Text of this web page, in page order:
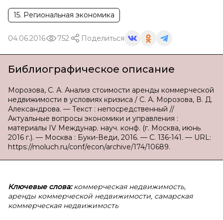
15. Региональная экономика
04.06.2016 752 Поделиться
Библиографическое описание
Морозова, С. А. Анализ стоимости аренды коммерческой
недвижимости в условиях кризиса / С. А. Морозова, В. Д.
Александрова. — Текст : непосредственный //
Актуальные вопросы экономики и управления :
материалы IV Междунар. науч. конф. (г. Москва, июнь
2016 г.). — Москва : Буки-Веди, 2016. — С. 136-141. — URL:
https://moluch.ru/conf/econ/archive/174/10689.
Ключевые слова:коммерческая недвижимость,
аренды коммерческой недвижимости, самарская
коммерческая недвижимость